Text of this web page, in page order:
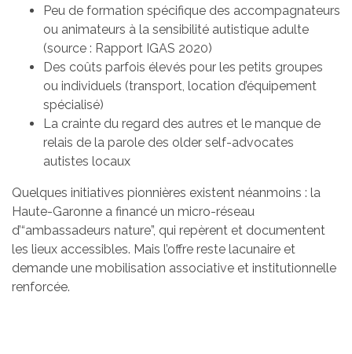
Peu de formation spécifique des accompagnateurs
ou animateurs à la sensibilité autistique adulte
(source : Rapport IGAS 2020)
Des coûts parfois élevés pour les petits groupes
ou individuels (transport, location d’équipement
spécialisé)
La crainte du regard des autres et le manque de
relais de la parole des older self-advocates
autistes locaux
Quelques initiatives pionnières existent néanmoins : la
Haute-Garonne a financé un micro-réseau
d’“ambassadeurs nature”, qui repèrent et documentent
les lieux accessibles. Mais l’offre reste lacunaire et
demande une mobilisation associative et institutionnelle
renforcée.